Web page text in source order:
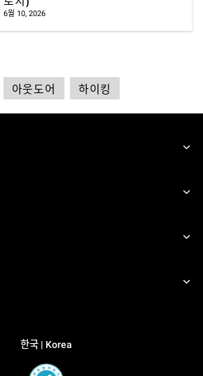
6월 10, 2026
아웃도어 하이킹
한국 | Korea